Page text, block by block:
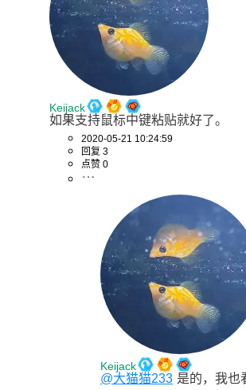
Keijack
如果支持鼠标中键粘贴就好了。
2020-05-21 10:24:59
回复 3
点赞 0
Keijack
@大猫猫233 是的，我也